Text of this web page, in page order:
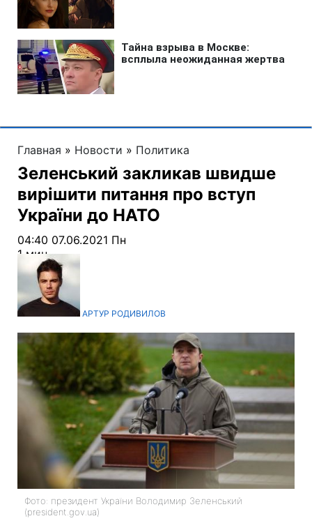
Главная » Новости » Политика
Зеленський закликав швидше
вирішити питання про вступ
України до НАТО
04:40 07.06.2021 Пн
1 мин
АРТУР РОДИВИЛОВ
Фото: президент України Володимир Зеленський
(president.gov.ua)